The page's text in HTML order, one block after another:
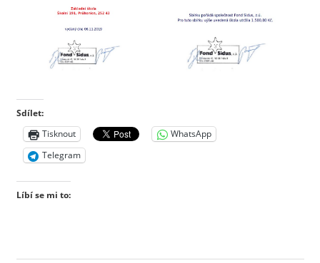
Sdílet:
Tisknout
WhatsApp
Telegram
Líbí se mi to: